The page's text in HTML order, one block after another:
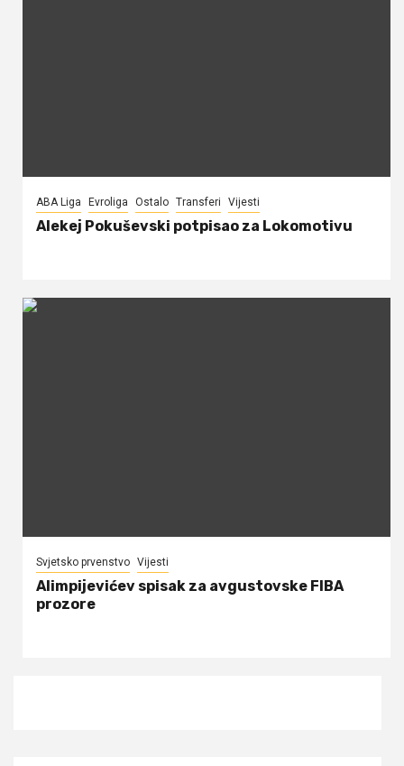
ABA Liga Evroliga Ostalo Transferi Vijesti
Alekej Pokuševski potpisao za Lokomotivu
Svjetsko prvenstvo Vijesti
Alimpijevićev spisak za avgustovske FIBA
prozore